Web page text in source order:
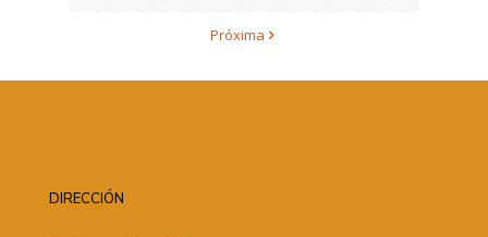
Próxima
DIRECCIÓN